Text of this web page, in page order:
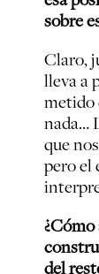
sobre
Claro,
lleva a
metido
nada…
que
pero el
del